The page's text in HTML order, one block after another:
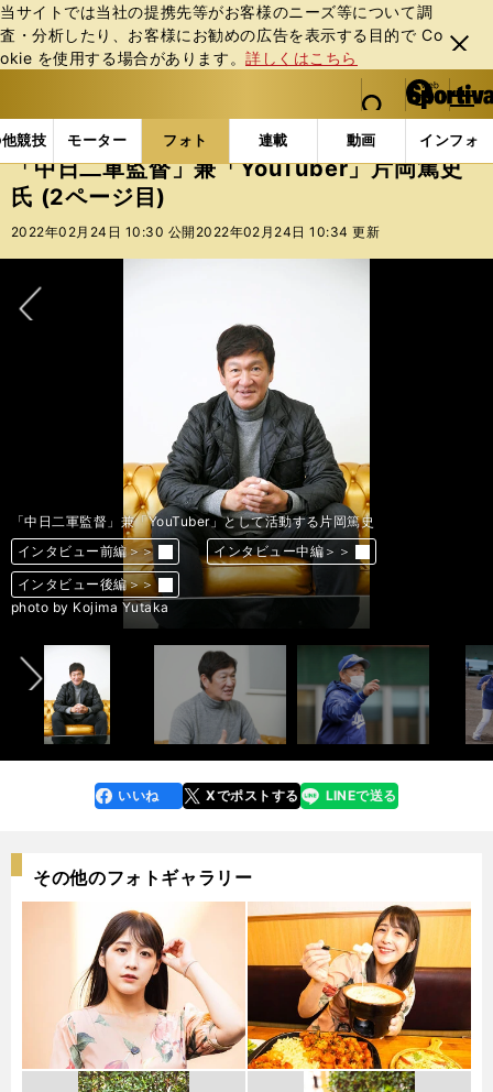
当サイトでは当社の提携先等がお客様のニーズ等について調
査・分析したり、お客様にお勧めの広告を表⽰する⽬的で Co
okie を使⽤する場合があります。詳しくはこちら
閉じ
る
web Sportiva (webスポルティーバ)
検索
マイペ
ー
ジ
メニュ
競技 モーター フォト 連載 動画 インフォ
b
ス
ポ
ル
バ
フォトギャラリー コラムフォト 「中日二軍監督」
「中日二軍監督」兼「YouTuber」片岡篤史
氏 (2ページ目)
2022年02月24日 10:30 公開 2022年02月24日 10:34 更新
「中日二軍監督」兼「YouTuber」として活動する片岡篤史
インタビュー前編＞＞
インタビュー中編＞＞
インタビュー後編＞＞
photo by Kojima Yutaka
「中日二軍監督」兼「YouTuber」として活動する片岡篤史
インタビュー前編＞＞
インタビュー中編＞＞
インタビュー後編＞＞
photo by Kojima Yutaka
「中日二軍監督」兼「YouTuber」として活動する片岡篤史
インタビュー前編＞＞
インタビュー中編＞＞
インタビュー後編＞＞
photo by Kojima Yutaka
中日一軍の指揮を執る立浪監督
インタビュー前編＞＞
インタビュー中編＞＞
インタビュー後編＞＞
photo by Sankei Visual
中村紀洋打撃コーチから指導を受ける石川昂弥
インタビュー前編＞＞
インタビュー中編＞＞
インタビュー後編＞＞
photo by Sankei Visual
前へ
faceboo
k
いいね Xでポストする
line LINEで送る
その他のフォトギャラリー